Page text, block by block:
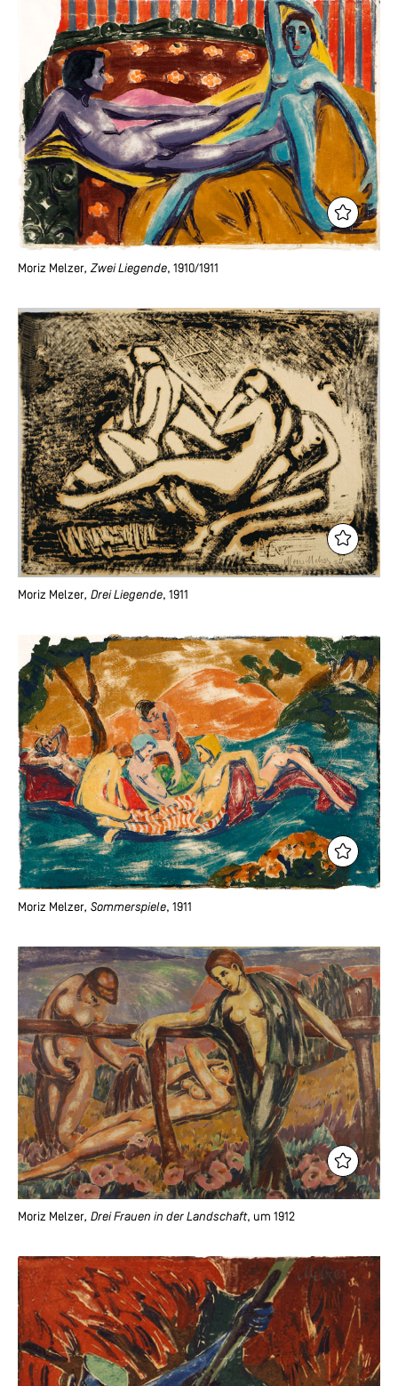
Moriz Melzer, Zwei Liegende, 1910/1911
Moriz Melzer, Drei Liegende, 1911
Moriz Melzer, Sommerspiele, 1911
Moriz Melzer, Drei Frauen in der Landschaft, um 1912